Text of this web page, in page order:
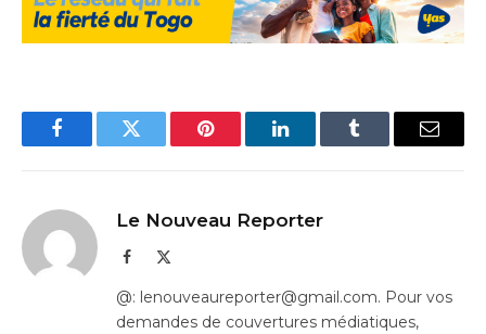
FacebookTwitter Pinterest LinkedInTumblr Email
Le Nouveau Reporter
Facebook
@: lenouveaureporter@gmail.com. Pour vos
demandes de couvertures médiatiques,